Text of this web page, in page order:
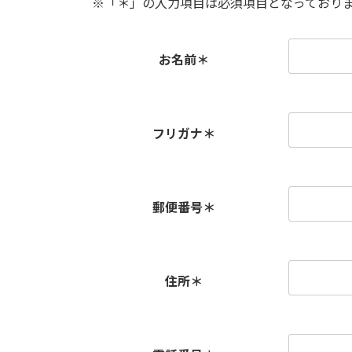
お名前＊
フリガナ＊
郵便番号＊
住所＊